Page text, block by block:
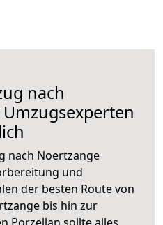
nach
nach Noertzange
und
der besten Route von
bis hin zur